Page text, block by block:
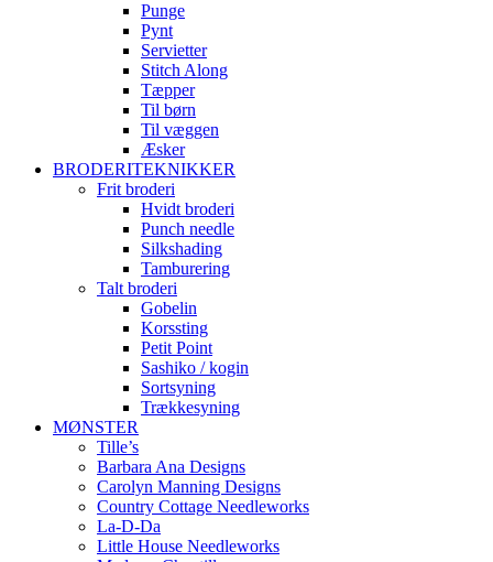
Punge
Pynt
Servietter
Stitch Along
Tæpper
Til børn
Til væggen
Æsker
BRODERITEKNIKKER
Frit broderi
Hvidt broderi
Punch needle
Silkshading
Tamburering
Talt broderi
Gobelin
Korssting
Petit Point
Sashiko / kogin
Sortsyning
Trækkesyning
MØNSTER
Tille’s
Barbara Ana Designs
Carolyn Manning Designs
Country Cottage Needleworks
La-D-Da
Little House Needleworks